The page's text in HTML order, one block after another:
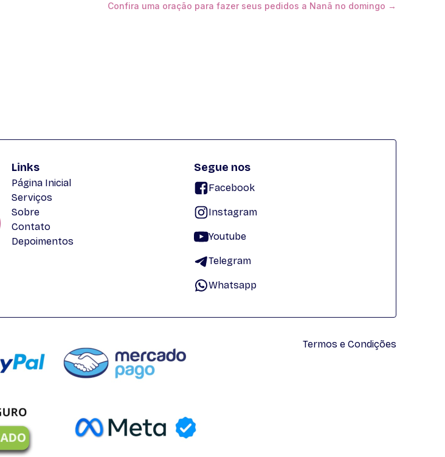
Confira uma oração para fazer seus pedidos a Nanã no domingo →
Links
Página Inicial
Serviços
Sobre
Contato
Depoimentos
Segue nos
Facebook
Instagram
Youtube
Telegram
Whatsapp
Termos e Condições